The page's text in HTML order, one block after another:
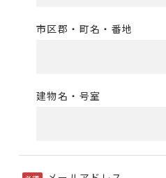
市区郡・町名・番地
建物名・号室